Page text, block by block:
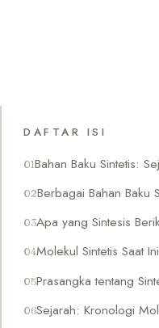
DAFTAR ISI
Bahan Baku Sintetis:
Berbagai Bahan Baku
Apa yang Sintesis
Molekul Sintetis Saat Ini
Prasangka tentang
Sejarah: Kronologi